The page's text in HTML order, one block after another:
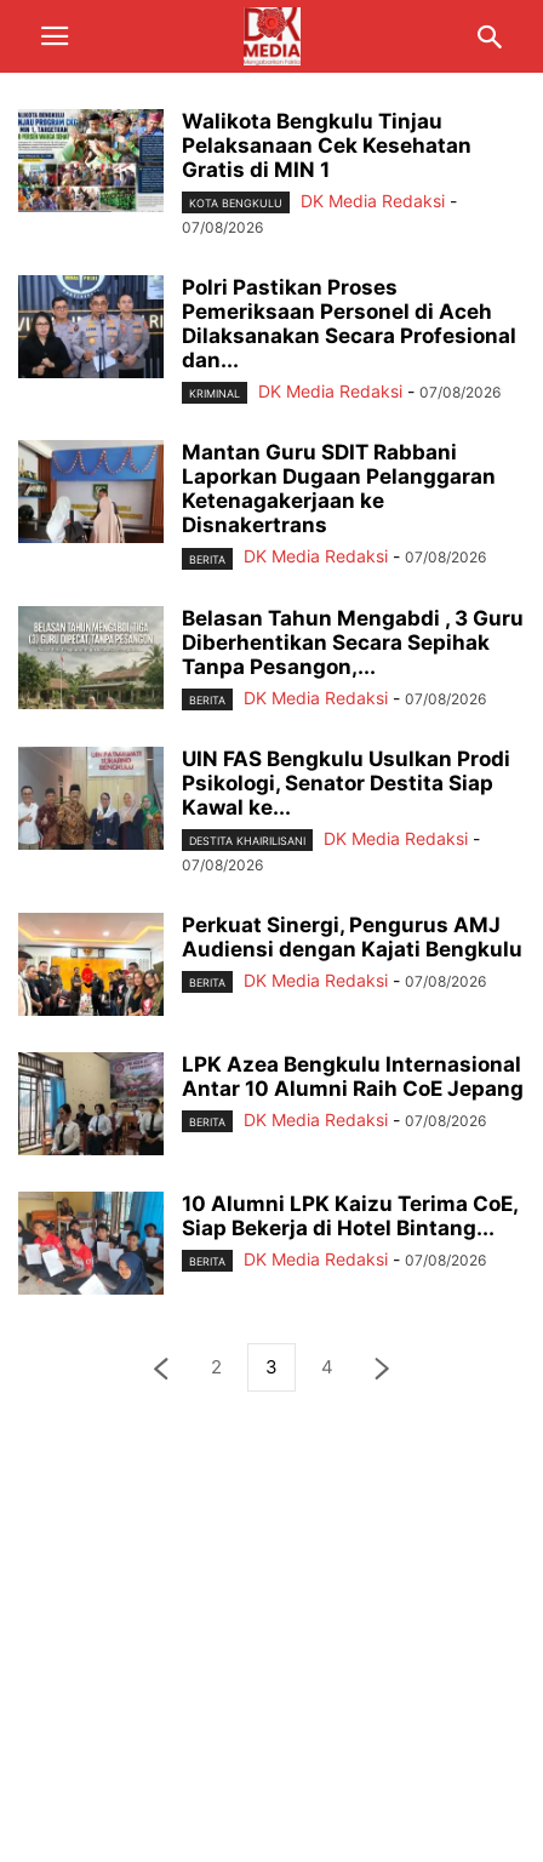
Walikota Bengkulu Tinjau
Pelaksanaan Cek Kesehatan
Gratis di MIN 1
KOTA BENGKULU DK Media Redaksi -
07/08/2026
Polri Pastikan Proses
Pemeriksaan Personel di Aceh
Dilaksanakan Secara Profesional
dan...
KRIMINAL DK Media Redaksi - 07/08/2026
Mantan Guru SDIT Rabbani
Laporkan Dugaan Pelanggaran
Ketenagakerjaan ke
Disnakertrans
BERITA DK Media Redaksi - 07/08/2026
Belasan Tahun Mengabdi , 3 Guru
Diberhentikan Secara Sepihak
Tanpa Pesangon,...
BERITA DK Media Redaksi - 07/08/2026
UIN FAS Bengkulu Usulkan Prodi
Psikologi, Senator Destita Siap
Kawal ke...
DESTITA KHAIRILISANI DK Media Redaksi -
07/08/2026
Perkuat Sinergi, Pengurus AMJ
Audiensi dengan Kajati Bengkulu
BERITA DK Media Redaksi - 07/08/2026
LPK Azea Bengkulu Internasional
Antar 10 Alumni Raih CoE Jepang
BERITA DK Media Redaksi - 07/08/2026
10 Alumni LPK Kaizu Terima CoE,
Siap Bekerja di Hotel Bintang...
BERITA DK Media Redaksi - 07/08/2026
2 3 4